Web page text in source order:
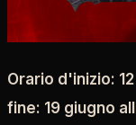
Orario d'inizio:
fine: 19 giugno